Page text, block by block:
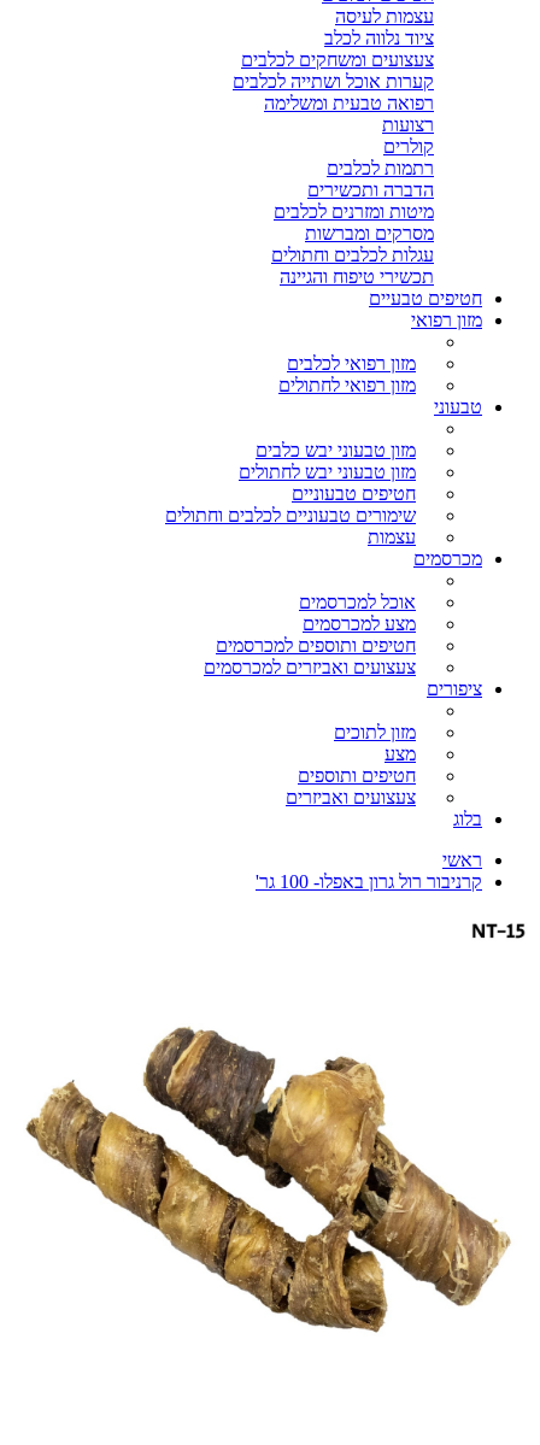
עצמות לעיסה
ציוד נלווה לכלב
צעצועים ומשחקים לכלבים
קערות אוכל ושתייה לכלבים
רפואה טבעית ומשלימה
רצועות
קולרים
רתמות לכלבים
הדברה ותכשירים
מיטות ומזרנים לכלבים
מסרקים ומברשות
עגלות לכלבים וחתולים
תכשירי טיפוח והגיינה
חטיפים טבעיים
מזון רפואי
מזון רפואי לכלבים
מזון רפואי לחתולים
טבעוני
מזון טבעוני יבש כלבים
מזון טבעוני יבש לחתולים
חטיפים טבעוניים
שימורים טבעוניים לכלבים וחתולים
עצמות
מכרסמים
אוכל למכרסמים
מצע למכרסמים
חטיפים ותוספים למכרסמים
צעצועים ואביזרים למכרסמים
ציפורים
מזון לתוכים
מצע
חטיפים ותוספים
צעצועים ואביזרים
בלוג
ראשי
קרניבור רול גרון באפלו- 100 גר'